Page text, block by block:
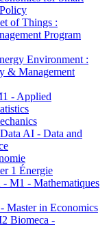
of Things :
Program
Environment :
& Management
- Applied
AI - Data and
1 Énergie
M1 - Mathematiques
in Economics
Biomeca -